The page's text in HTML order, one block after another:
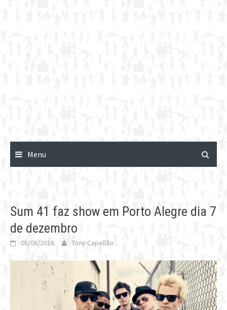
Menu
Sum 41 faz show em Porto Alegre dia 7
de dezembro
08/08/2016 Tony Capellão